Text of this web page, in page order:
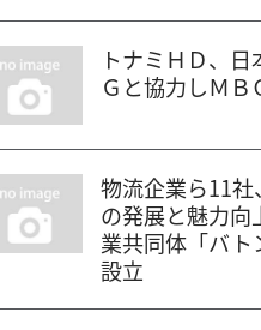
トナミＨＤ、日
Ｇと協力しＭＢ
物流企業ら11社
の発展と魅力向
業共同体「バト
設立